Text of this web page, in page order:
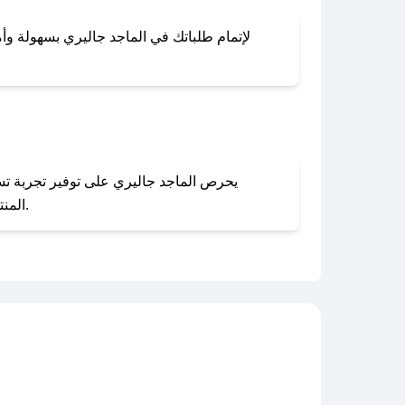
لإتمام طلباتك في الماجد جاليري بسهولة
المنتجات بحالتها الأصلية وغير مستخدمة. يمكنك تقديم طلب الإرجاع بسهولة عبر موقعنا الإلكتروني أو من خلال خدمة العملاء.